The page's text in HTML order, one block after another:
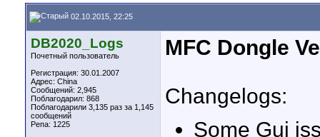
02.10.2015, 22:25
DB2020_Logs
Почетный пользователь
Регистрация: 30.01.2007
Адрес: China
Сообщений: 2,945
Поблагодарил: 868
Поблагодарили 3,135 раз за 1,145
сообщений
Репа: 1225
MFC Dongle
Changelogs:
Some Gui